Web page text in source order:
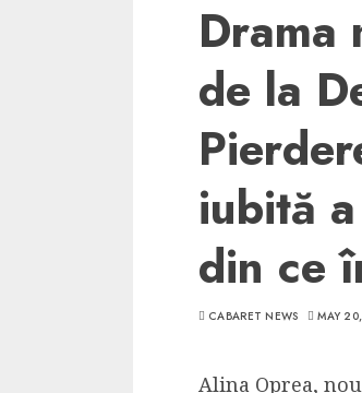
Drama
de la
iubită
din ce
CABARET NEWS MAY
Alina Oprea,